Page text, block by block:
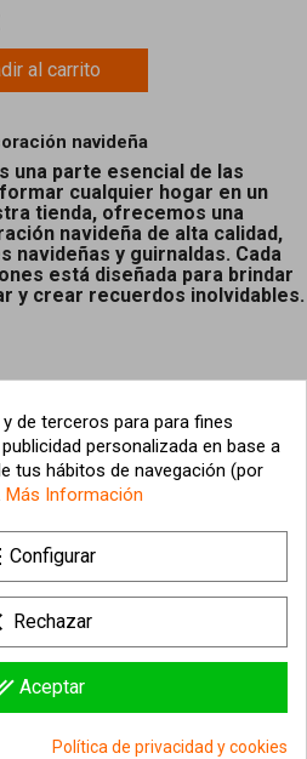
al carrito
navideña
una parte esencial de las
cualquier hogar en un
tienda, ofrecemos una
navideña de alta calidad,
navideñas y guirnaldas. Cada
está diseñada para brindar
y crear recuerdos inolvidables.

de terceros para para fines
personalizada en base a
tus hábitos de navegación (por
Más Información
Configurar
Rechazar
Aceptar
Política de privacidad y cookies